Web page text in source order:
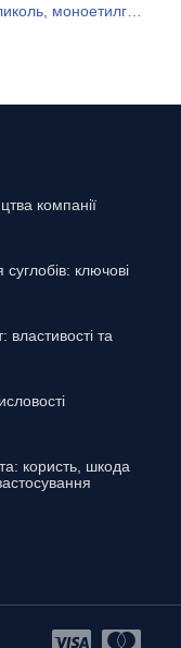
Єтиленгликоль, моноетилгліколь (МЕГ)
компанії
ключові
та
користь, шкода